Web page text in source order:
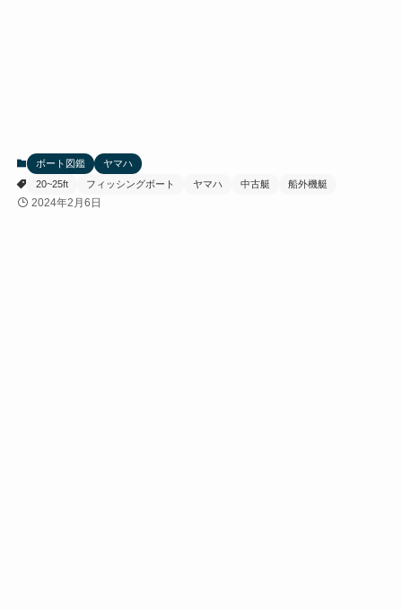
ボート図鑑
ヤマハ
20~25ft
フィッシングボート ヤマハ 中古艇 船外機艇
2024年2月6日